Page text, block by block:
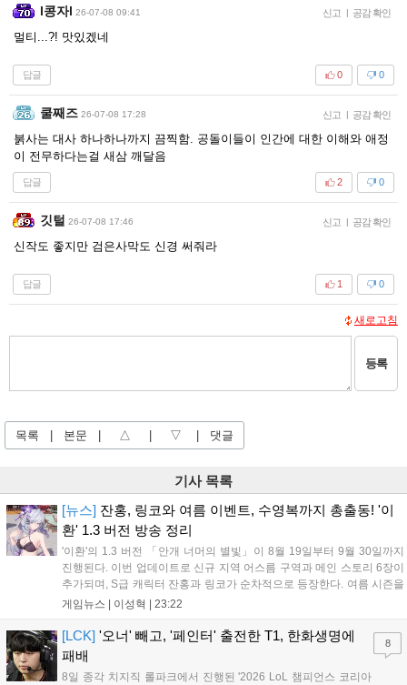
l콩자l 26-07-08 09:41 신고 | 공감 확인
멀티...?! 맛있겠네
답글 0
0
쿨째즈 26-07-08 17:28 신고 | 공감 확인
붉사는 대사 하나하나까지 끔찍함. 공돌이들이 인간에 대한 이해와 애정
이 전무하다는걸 새삼 깨달음
답글 0
2
깃털 26-07-08 17:46 신고 | 공감 확인
신작도 좋지만 검은사막도 신경 써줘라
답글 0
1
새로고침
등록
목록 본문 △ ▽ 댓글
기사 목록
[뉴스] 잔홍, 링코와 여름 이벤트, 수영복까지 총출동! '이
환' 1.3 버전 방송 정리
'이환'의 1.3 버전 「안개 너머의 별빛」이 8월 19일부터 9월 30일까지
진행된다. 이번 업데이트로 신규 지역 어스름 구역과 메인 스토리 6장이
추가되며, S급 캐릭터 잔홍과 링코가 순차적으로 등장한다. 여름 시즌을
맞아 비치발리볼, 수상 오토바이 등 다채로운 이벤트가 열리고, 캐릭터
가능한 교환 코드 3종이 제공되며, 상세 일정은 공식 채널을 통해 확인할
수 있다....
게임뉴스 | 이성혁 | 23:22
[LCK] '오너' 빼고, '페인터' 출전한 T1, 한화생명에
패배
8일 종각 치지직 롤파크에서 진행된 '2026 LoL 챔피언스 코리아
8